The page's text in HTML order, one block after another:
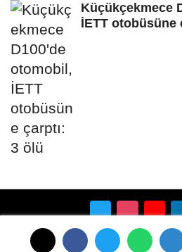
Küçükçekmece
İETT otobüsüne
Künye İletişim Çerez